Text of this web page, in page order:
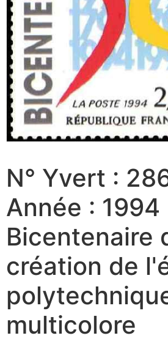
N° Yvert :
Année : 1994
Bicentenaire
création de
multicolore